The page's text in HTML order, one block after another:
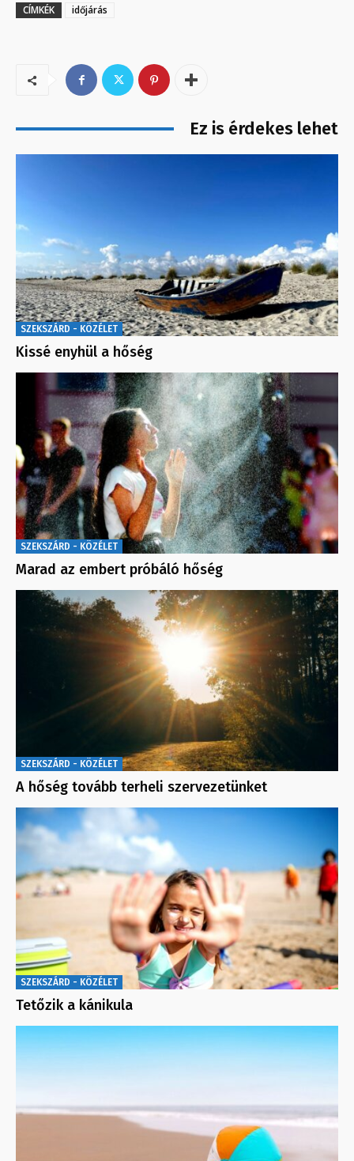
CÍMKÉK
időjárás
Ez is érdekes lehet
SZEKSZÁRD - KÖZÉLET
Kissé enyhül a hőség
SZEKSZÁRD - KÖZÉLET
Marad az embert próbáló hőség
SZEKSZÁRD - KÖZÉLET
A hőség tovább terheli szervezetünket
SZEKSZÁRD - KÖZÉLET
Tetőzik a kánikula